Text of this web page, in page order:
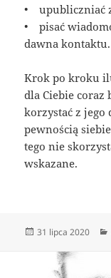
• upubliczniać
• pisać
dawna kontaktu.
Krok po kroku
dla Ciebie coraz
korzystać z jego
pewnością
tego nie
wskazane.
Data
31 lipca 2020